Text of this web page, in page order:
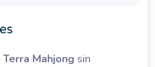
Terra Mahjong sin